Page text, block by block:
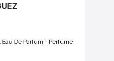
Eau De Parfum - Perfume